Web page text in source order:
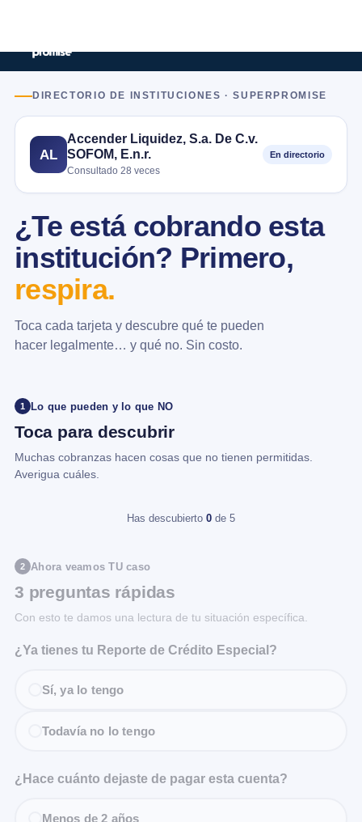
DIRECTORIO DE INSTITUCIONES · SUPERPROMISE
AL
Accender Liquidez, S.a. De C.v.
SOFOM, E.n.r.
Consultado 28 veces
En directorio
¿Te está cobrando esta
institución? Primero,
respira.
Toca cada tarjeta y descubre qué te pueden
hacer legalmente… y qué no. Sin costo.
1 Lo que pueden y lo que NO
Toca para descubrir
Muchas cobranzas hacen cosas que no tienen permitidas.
Averigua cuáles.
Has descubierto 0 de 5
2 Ahora veamos TU caso
3 preguntas rápidas
Con esto te damos una lectura de tu situación específica.
¿Ya tienes tu Reporte de Crédito Especial?
Sí, ya lo tengo
Todavía no lo tengo
¿Hace cuánto dejaste de pagar esta cuenta?
Menos de 2 años